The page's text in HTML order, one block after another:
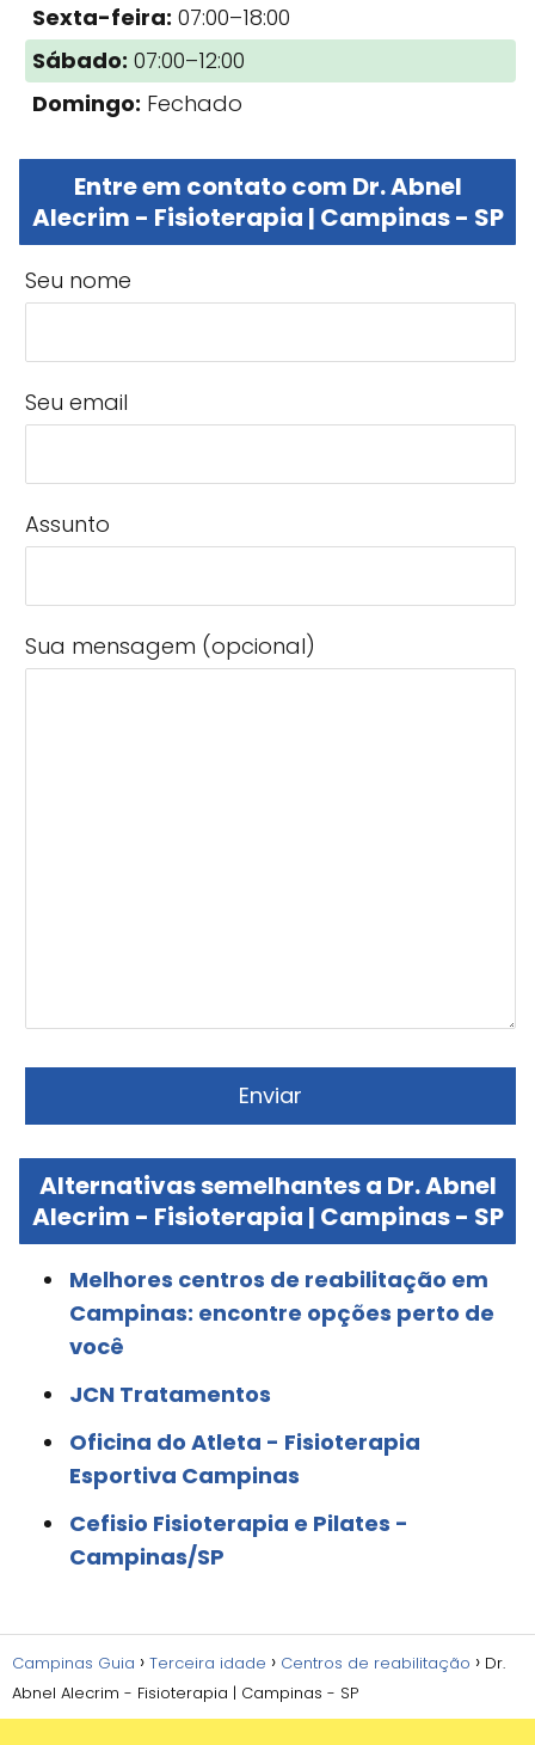
Sexta-feira: 07:00–18:00
Sábado: 07:00–12:00
Domingo: Fechado
Entre em contato com Dr. Abnel
Alecrim - Fisioterapia | Campinas - SP
Seu nome
Seu email
Assunto
Sua mensagem (opcional)
Alternativas semelhantes a Dr. Abnel
Alecrim - Fisioterapia | Campinas - SP
Melhores centros de reabilitação em
Campinas: encontre opções perto de
você
JCN Tratamentos
Oficina do Atleta - Fisioterapia
Esportiva Campinas
Cefisio Fisioterapia e Pilates -
Campinas/SP
Campinas Guia Terceira idade Centros de reabilitação
Dr.
Abnel Alecrim - Fisioterapia | Campinas - SP